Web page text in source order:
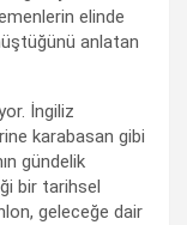
elinde
anlatan
İngiliz
karabasan gibi
gündelik
bir tarihsel
geleceğe dair